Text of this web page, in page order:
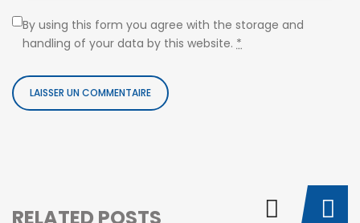
By using this form you agree with the storage and
handling of your data by this website. *
RELATED POSTS